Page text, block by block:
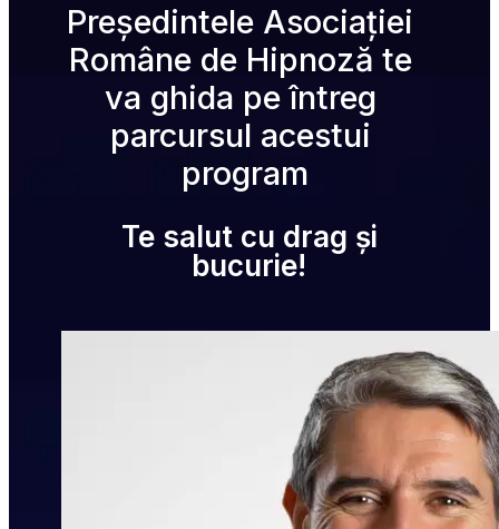
Președintele Asociației
Române de Hipnoză te
va ghida pe întreg
parcursul acestui
program
Te salut cu drag și
bucurie!